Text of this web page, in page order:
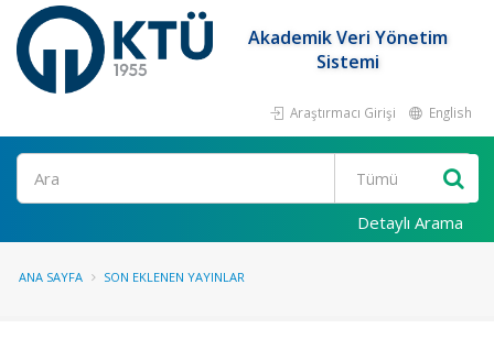
Akademik Veri Yönetim
Sistemi
Araştırmacı Girişi English
Ara
Detaylı Arama
ANA SAYFA SON EKLENEN YAYINLAR